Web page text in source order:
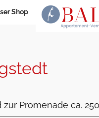
Shop
Promenade ca.